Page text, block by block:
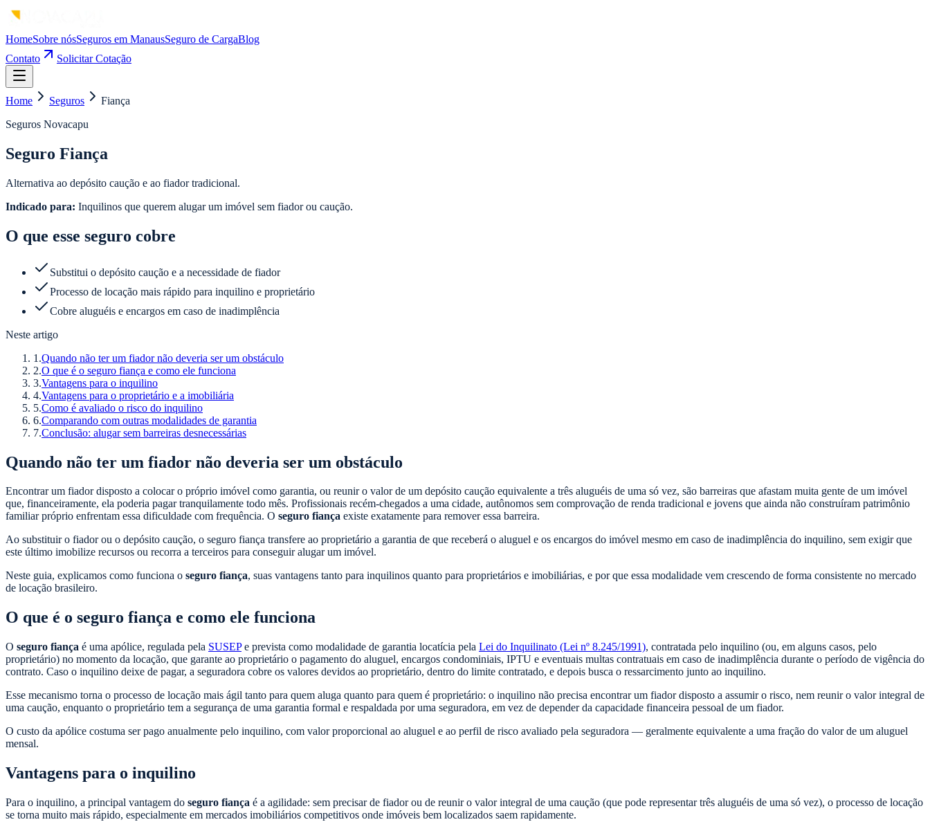
HomeSobre nósSeguros em ManausSeguro de CargaBlog
Contato
Solicitar Cotação
Home Seguros
Fiança
Seguros Novacapu
Seguro Fiança
Alternativa ao depósito caução e ao fiador tradicional.
Indicado para: Inquilinos que querem alugar um imóvel sem fiador ou caução.
O que esse seguro cobre
Substitui o depósito caução e a necessidade de fiador
Processo de locação mais rápido para inquilino e proprietário
Cobre aluguéis e encargos em caso de inadimplência
Neste artigo
1 .Quando não ter um fiador não deveria ser um obstáculo
2.O que é o seguro fiança e como ele funciona
3.Vantagens para o inquilino
4.Vantagens para o proprietário e a imobiliária
5.Como é avaliado o risco do inquilino
6.Comparando com outras modalidades de garantia
7.Conclusão: alugar sem barreiras desnecessárias
Quando não ter um fiador não deveria ser um obstáculo
Encontrar um fiador disposto a colocar o próprio imóvel como garantia, ou reunir o valor de um depósito caução equivalente a três aluguéis de uma só vez, são barreiras que afastam muita gente de um imóvel
que, financeiramente, ela poderia pagar tranquilamente todo mês. Profissionais recém-chegados a uma cidade, autônomos sem comprovação de renda tradicional e jovens que ainda não construíram patrimônio
familiar próprio enfrentam essa dificuldade com frequência. O seguro fiança existe exatamente para remover essa barreira.
Ao substituir o fiador ou o depósito caução, o seguro fiança transfere ao proprietário a garantia de que receberá o aluguel e os encargos do imóvel mesmo em caso de inadimplência do inquilino, sem exigir que
este último imobilize recursos ou recorra a terceiros para conseguir alugar um imóvel.
Neste guia, explicamos como funciona o seguro fiança, suas vantagens tanto para inquilinos quanto para proprietários e imobiliárias, e por que essa modalidade vem crescendo de forma consistente no mercado
de locação brasileiro.
O que é o seguro fiança e como ele funciona
O seguro fiança é uma apólice, regulada pela SUSEPe prevista como modalidade de garantia locatícia pela Lei do Inquilinato (Lei nº 8.245/1991), contratada pelo inquilino (ou, em alguns casos, pelo
proprietário) no momento da locação, que garante ao proprietário o pagamento do aluguel, encargos condominiais, IPTU e eventuais multas contratuais em caso de inadimplência durante o período de vigência do
contrato. Caso o inquilino deixe de pagar, a seguradora cobre os valores devidos ao proprietário, dentro do limite contratado, e depois busca o ressarcimento junto ao inquilino.
Esse mecanismo torna o processo de locação mais ágil tanto para quem aluga quanto para quem é proprietário: o inquilino não precisa encontrar um fiador disposto a assumir o risco, nem reunir o valor integral de
uma caução, enquanto o proprietário tem a segurança de uma garantia formal e respaldada por uma seguradora, em vez de depender da capacidade financeira pessoal de um fiador.
O custo da apólice costuma ser pago anualmente pelo inquilino, com valor proporcional ao aluguel e ao perfil de risco avaliado pela seguradora — geralmente equivalente a uma fração do valor de um aluguel
mensal.
Vantagens para o inquilino
Para o inquilino, a principal vantagem do seguro fiança é a agilidade: sem precisar de fiador ou de reunir o valor integral de uma caução (que pode representar três aluguéis de uma só vez), o processo de locação
se torna muito mais rápido, especialmente em mercados imobiliários competitivos onde imóveis bem localizados saem rapidamente.